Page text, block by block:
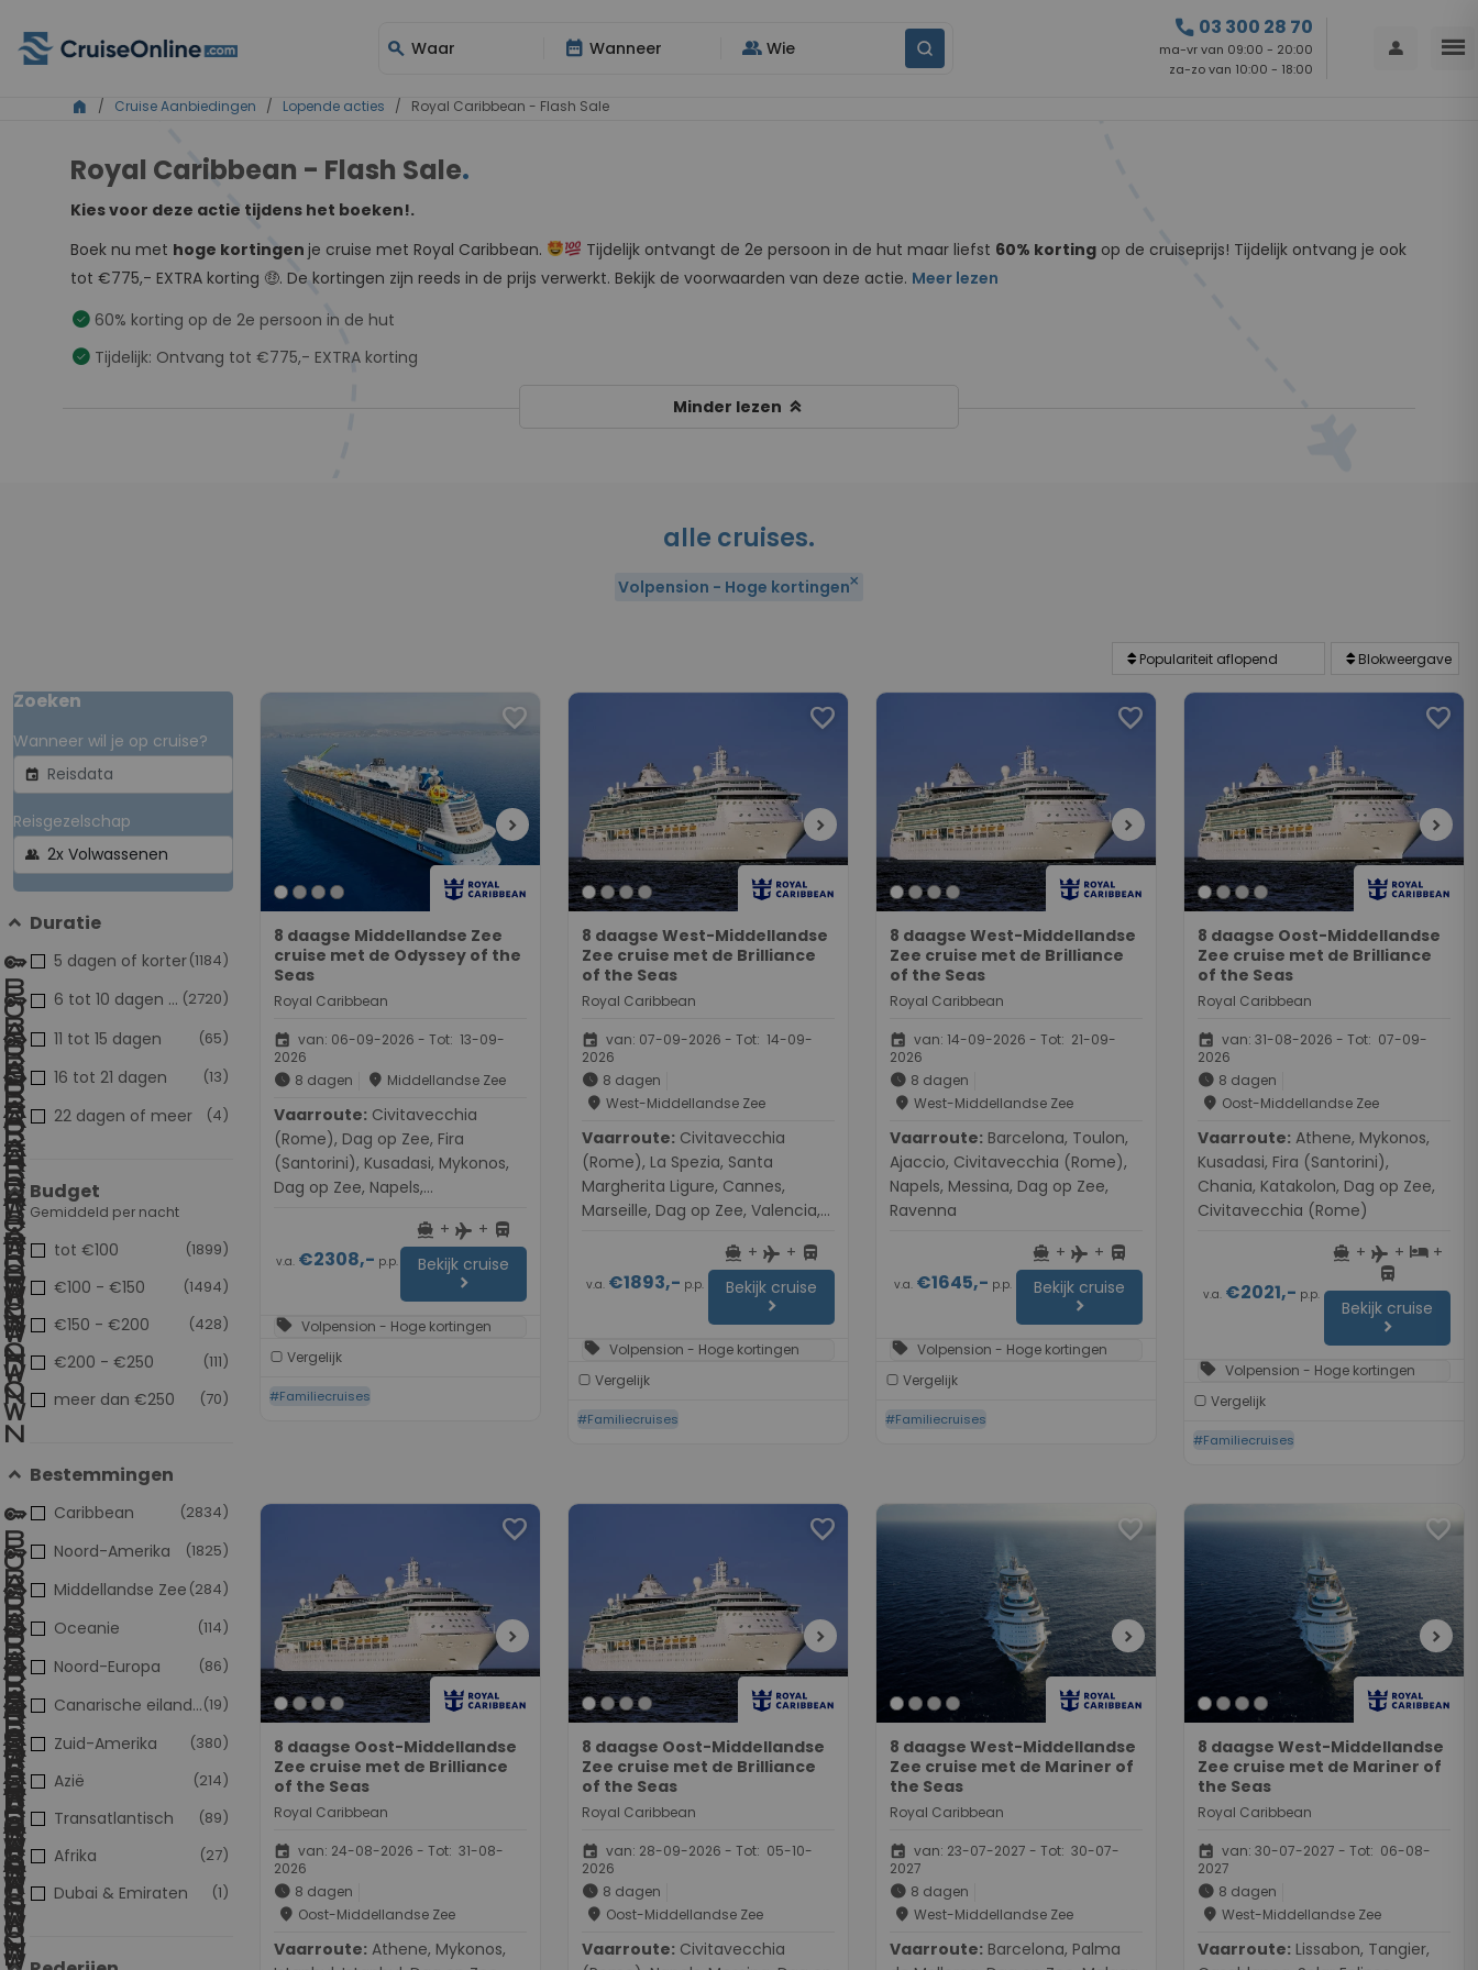
search Waar date_range Wanneer group Wie
call 03 300 28 70
ma-vr van 09:00 - 20:00
za-zo van 10:00 - 18:00
person menu
home / Cruise Aanbiedingen / Lopende acties / Royal Caribbean - Flash Sale
Royal Caribbean - Flash Sale.
Kies voor deze actie tijdens het boeken!.
Boek nu met hoge kortingen je cruise met Royal Caribbean. Tijdelijk ontvangt de 2e persoon in de hut maar liefst 60% korting op de cruiseprijs! Tijdelijk ontvang je ook
tot €775,- EXTRA korting 🤑. De kortingen zijn reeds in de prijs verwerkt. Bekijk de voorwaarden van deze actie. Meer lezen
check_circle 60% korting op de 2e persoon in de hut
check_circle Tijdelijk: Ontvang tot €775,- EXTRA korting
Minder lezen keyboard_double_arrow_up
alle cruises.
Volpension - Hoge kortingenclose
Zoeken
Wanneer wil je op cruise?
event
Reisgezelschap
group
Duratie
(1184)
5 dagen of korter
(2720)
6 tot 10 dagen populair
(65)
11 tot 15 dagen
(13)
16 tot 21 dagen
(4)
22 dagen of meer
Budget
Gemiddeld per nacht
(1899)
tot €100
(1494)
€100 - €150
(428)
€150 - €200
(111)
€200 - €250
(70)
meer dan €250
Bestemmingen
(2834)
Caribbean
(1825)
Noord-Amerika
(380)
Zuid-Amerika
(284)
Middellandse Zee
(214)
Azië
(114)
Oceanie
(89)
Transatlantisch
(86)
Noord-Europa
(27)
Afrika
(19)
Canarische eilanden
(1)
Dubai & Emiraten
favorite
chevron_right
8 daagse Middellandse Zee
cruise met de Odyssey of the
Seas
Royal Caribbean
event van: 06-09-2026 - Tot: 13-09-
2026
schedule 8 dagen place Middellandse Zee
Vaarroute:
(Rome), Dag op Zee, Fira
(Santorini), Kusadasi, Mykonos,
Dag op Zee, Napels,
v.a. €2308,- p.p.
directions_boat + flight + directions_bus
Bekijk cruise
chevron_right
sell Volpension - Hoge kortingen
Vergelijk
#Familiecruises
favorite
chevron_right
8 daagse West-Middellandse
Zee cruise met de Brilliance
of the Seas
Royal Caribbean
event van: 07-09-2026 - Tot: 14-09-
2026
schedule 8 dagen
place West-Middellandse Zee
Vaarroute:
(Rome), La Spezia, Santa
Margherita Ligure, Cannes,
Marseille, Dag op Zee, Valencia,
v.a. €1893,- p.p.
directions_boat + flight + directions_bus
Bekijk cruise
chevron_right
sell Volpension - Hoge kortingen
Vergelijk
#Familiecruises
favorite
chevron_right
8 daagse West-Middellandse
Zee cruise met de Brilliance
of the Seas
Royal Caribbean
event van: 14-09-2026 - Tot: 21-09-
2026
schedule 8 dagen
place West-Middellandse Zee
Vaarroute:
Ajaccio, Civitavecchia (Rome),
Napels, Messina, Dag op Zee,
Ravenna
v.a. €1645,- p.p.
directions_boat + flight + directions_bus
Bekijk cruise
chevron_right
sell Volpension - Hoge kortingen
Vergelijk
#Familiecruises
favorite
chevron_right
8 daagse Oost-Middellandse
Zee cruise met de Brilliance
of the Seas
Royal Caribbean
event van: 31-08-2026 - Tot: 07-09-
2026
schedule 8 dagen
place Oost-Middellandse Zee
Vaarroute:
Kusadasi, Fira (Santorini),
Chania, Katakolon, Dag op Zee,
Civitavecchia (Rome)
v.a.€2021,- p.p.
directions_boat + flight + hotel +
directions_bus
Bekijk cruise
chevron_right
sell Volpension - Hoge kortingen
Vergelijk
#Familiecruises
favorite
chevron_right
8 daagse Oost-Middellandse
Zee cruise met de Brilliance
of the Seas
Royal Caribbean
event van: 24-08-2026 - Tot: 31-08-
2026
schedule 8 dagen
place Oost-Middellandse Zee
Vaarroute:
favorite
chevron_right
8 daagse Oost-Middellandse
Zee cruise met de Brilliance
of the Seas
Royal Caribbean
event van: 28-09-2026 - Tot: 05-10-
2026
schedule 8 dagen
place Oost-Middellandse Zee
Vaarroute:
favorite
chevron_right
8 daagse West-Middellandse
Zee cruise met de Mariner of
the Seas
Royal Caribbean
event van: 23-07-2027 - Tot: 30-07-
2027
schedule 8 dagen
place West-Middellandse Zee
Vaarroute:
favorite
chevron_right
8 daagse West-Middellandse
Zee cruise met de Mariner of
the Seas
Royal Caribbean
event van: 30-07-2027 - Tot: 06-08-
2027
schedule 8 dagen
place West-Middellandse Zee
Vaarroute: